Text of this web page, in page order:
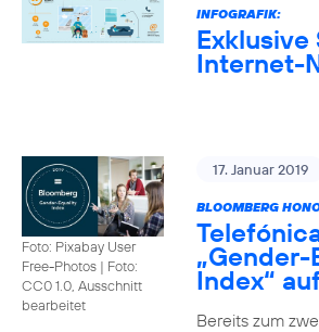
INFOGRAFIK:
Exklusive
Internet-
Foto: Pixabay User
Free-Photos | Foto:
CC0 1.0, Ausschnitt
bearbeitet
17. Januar 2019
BLOOMBERG
Index“
Bereits zum